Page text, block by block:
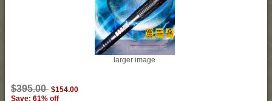
larger image
$395.00 $154.00
Save: 61% off